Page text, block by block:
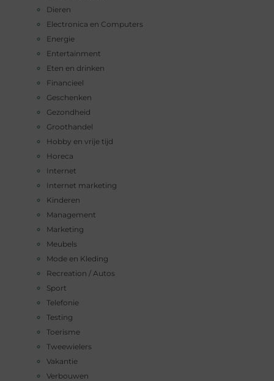
Dieren
Electronica en Computers
Energie
Entertainment
Eten en drinken
Financieel
Geschenken
Gezondheid
Groothandel
Hobby en vrije tijd
Horeca
Internet
Internet marketing
Kinderen
Management
Marketing
Meubels
Mode en Kleding
Recreation / Autos
Sport
Telefonie
Testing
Toerisme
Tweewielers
Vakantie
Verbouwen